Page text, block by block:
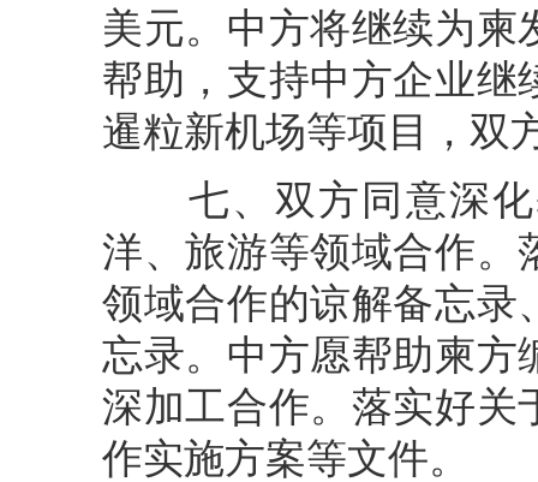
美元。中方将继续为柬
帮助，支持中方企业继
暹粒新机场等项目，双
七、双方同意深化
洋、旅游等领域合作。
领域合作的谅解备忘录
忘录。中方愿帮助柬方
深加工合作。落实好关
作实施方案等文件。